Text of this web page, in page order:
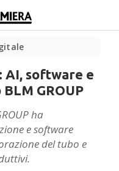
AI, software e
GROUP
ha
e software
del tubo e